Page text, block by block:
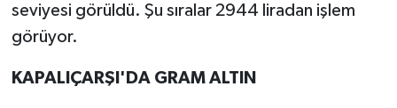
seviyesi görüldü. Şu sıralar 2944 liradan işlem
görüyor.
KAPALIÇARŞI'DA GRAM ALTIN